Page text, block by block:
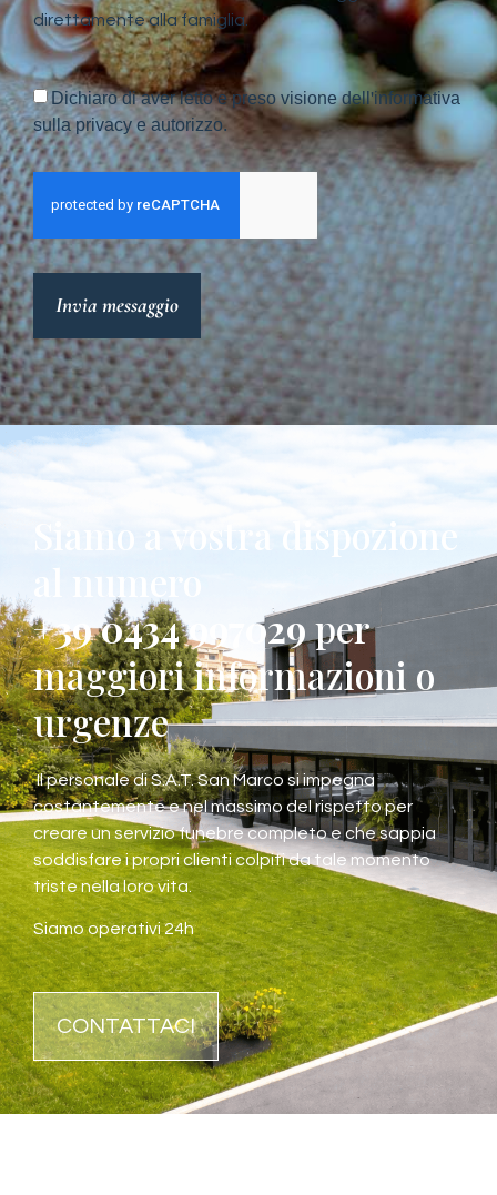
direttamente alla famiglia.
Dichiaro di aver letto e preso visione dell'informativa
sulla privacy e autorizzo.
Invia messaggio
Siamo a vostra dispozione
al numero
+39 0434 997029per
maggiori informazioni o
urgenze
Il personale di S.A.T. San Marco si impegna
costantemente e nel massimo del rispetto per
creare un servizio funebre completo e che sappia
soddisfare i propri clienti colpiti da tale momento
triste nella loro vita.
Siamo operativi 24h
CONTATTACI